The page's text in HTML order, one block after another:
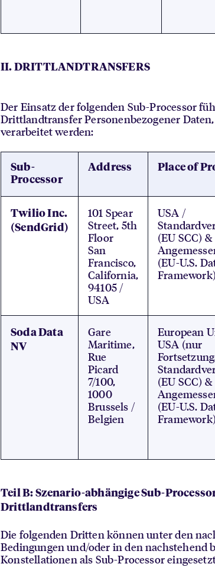
II. DRITTLANDTRANSFERS
Der Einsatz der folgenden Sub-Processor
Drittlandtransfer Personenbezogener
verarbeitet werden:
Sub-
Processor
Address Place of
Twilio Inc.
(SendGrid)
101 Spear
Street, 5th
Floor
San
Francisco,
California,
94105 /
USA
USA /
(EU SCC) &
(EU-U.S.
Soda Data
NV
Gare
Maritime,
Rue
Picard
7/100,
1000
Brussels /
Belgien
European
USA (nur
(EU SCC) &
(EU-U.S.
Teil B: Szenario-abhängige Sub-
Drittlandtransfers
Die folgenden Dritten können unter den
Bedingungen und/oder in den nachstehend
Konstellationen als Sub-Processor